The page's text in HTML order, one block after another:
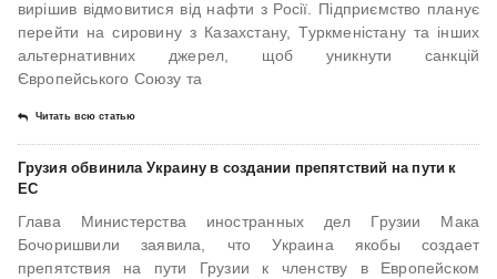
вирішив відмовитися від нафти з Росії. Підприємство планує
перейти на сировину з Казахстану, Туркменістану та інших
альтернативних джерел, щоб уникнути санкцій
Європейського Союзу та
Читать всю статью
Грузия обвинила Украину в создании препятствий на пути к
ЕС
Глава Министерства иностранных дел Грузии Мака
Бочоришвили заявила, что Украина якобы создает
препятствия на пути Грузии к членству в Европейском